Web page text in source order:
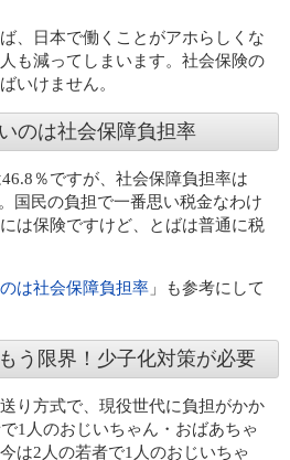
、日本で働くことがアホらしくな
も減ってしまいます。社会保険の
いけません。
のは社会保障負担率
％ですが、社会保障負担率は
国民の負担で一番思い税金なわけ
は保険ですけど、とばは普通に税
は社会保障負担率 」も参考にして
う限界！少子化対策が必要
り方式で、現役世代に負担がかか
1人のおじいちゃん・おばあちゃ
は2人の若者で1人のおじいちゃ